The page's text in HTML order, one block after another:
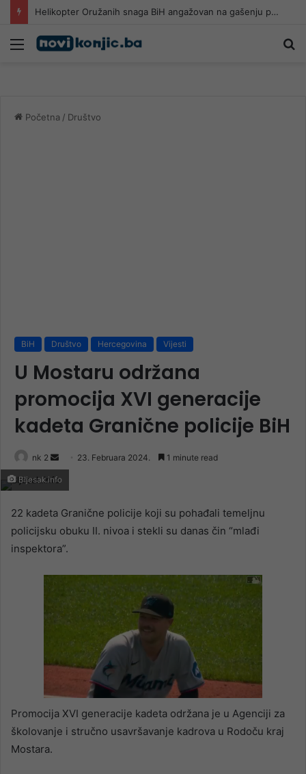
Helikopter Oružanih snaga BiH angažovan na gašenju požara u Konjicu
Meni
Početna / Društvo
BiH Društvo Hercegovina Vijesti
U Mostaru održana
promocija XVI generacije
kadeta Granične policije BiH
nk 2
Send
email
23. Februara 2024. 1 minute read
Bljesak.info
22 kadeta Granične policije koji su pohađali temeljnu
policijsku obuku II. nivoa i stekli su danas čin “mlađi
inspektora”.
Promocija XVI generacije kadeta održana je u Agenciji za
školovanje i stručno usavršavanje kadrova u Rodoču kraj
Mostara.